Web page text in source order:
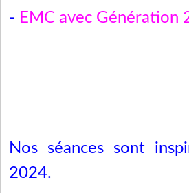
- EMC avec Génération
Nos séances sont
2024.